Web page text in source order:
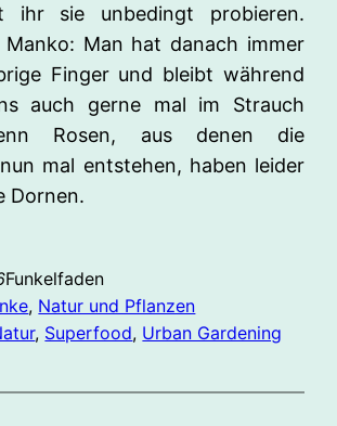
ihr sie unbedingt probieren.
Manko: Man hat danach immer
Finger und bleibt während
auch gerne mal im Strauch
Rosen, aus denen die
mal entstehen, haben leider
Dornen.
Funkelfaden
, Natur und Pflanzen
, Superfood, Urban Gardening